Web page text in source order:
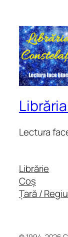
Lectura
Librărie
Coș
Țară /